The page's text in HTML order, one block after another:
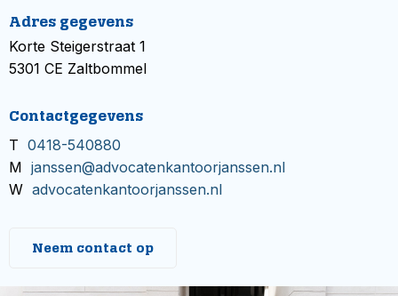
Adres gegevens
Korte Steigerstraat 1
5301 CE Zaltbommel
Contactgegevens
T 0418-540880
M janssen@advocatenkantoorjanssen.nl
W advocatenkantoorjanssen.nl
Neem contact op